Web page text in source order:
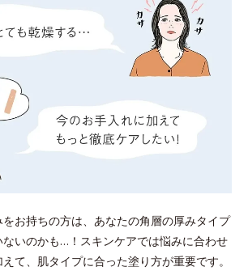
お持ちの方は、あなたの角層の厚みタイプ
いのかも…！スキンケアでは悩みに合わせ
て、肌タイプに合った塗り方が重要です。